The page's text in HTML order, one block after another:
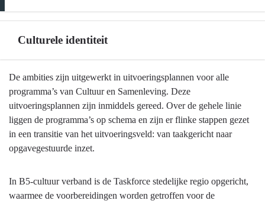
Culturele identiteit
Terug
naar
navigatie
Culturele
identiteit
Culturele
De ambities zijn uitgewerkt in uitvoeringsplannen voor alle
programma’s van Cultuur en Samenleving. Deze
uitvoeringsplannen zijn inmiddels gereed. Over de gehele linie
liggen de programma’s op schema en zijn er flinke stappen gezet
in een transitie van het uitvoeringsveld: van taakgericht naar
opgavegestuurde inzet.
In B5-cultuur verband is de Taskforce stedelijke regio opgericht,
waarmee de voorbereidingen worden getroffen voor de